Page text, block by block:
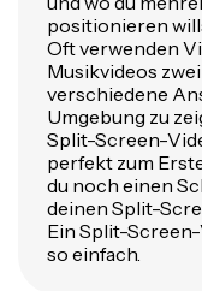
positionieren
Oft verwenden
Musikvideos
verschiedene
Umgebung zu
Split-Screen-
perfekt zum
du noch einen
deinen Split-
Ein Split-
so einfach.